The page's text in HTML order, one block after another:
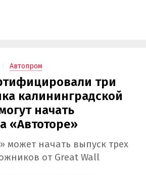
Автопром
три
калининградской
начать
«Автоторе»
может начать выпуск трех
от Great Wall